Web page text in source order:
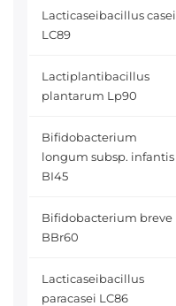
Lacticaseibacillus casei
LC89
Lactiplantibacillus
plantarum Lp90
Bifidobacterium
longum subsp. infantis
BI45
Bifidobacterium breve
BBr60
Lacticaseibacillus
paracasei LC86